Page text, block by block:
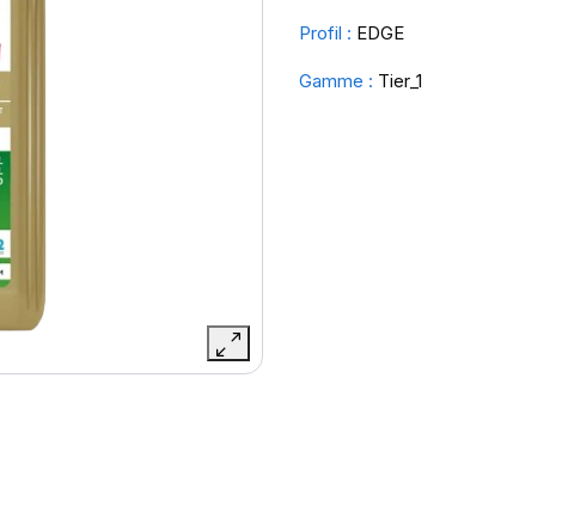
Profil : EDGE
Gamme : Tier_1